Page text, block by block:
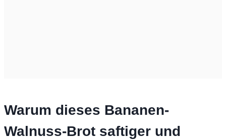
Warum dieses Bananen-
Walnuss-Brot saftiger und